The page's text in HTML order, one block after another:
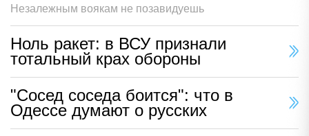
Незалежным воякам не позавидуешь
Ноль ракет: в ВСУ признали
тотальный крах обороны
"Сосед соседа боится": что в
Одессе думают о русских